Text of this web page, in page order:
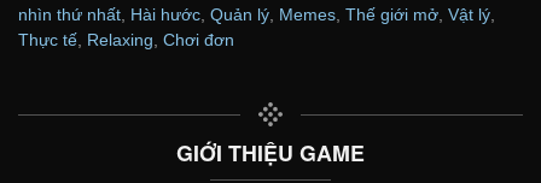
nhìn thứ nhất Hài hước Quản lý Memes Thế giới mở Vật lý
Thực tế Relaxing Chơi đơn
GIỚI THIỆU GAME